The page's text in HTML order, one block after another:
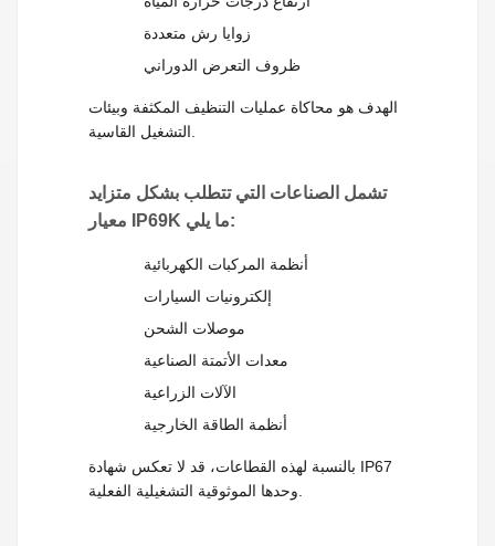
زوايا رش متعددة
ظروف التعرض الدوراني
الهدف هو محاكاة عمليات التنظيف المكثفة وبيئات
تشمل الصناعات التي تتطلب بشكل متزايد
معيار IP69K ما يلي:
أنظمة المركبات الكهربائية
إلكترونيات السيارات
موصلات الشحن
معدات الأتمتة الصناعية
الآلات الزراعية
أنظمة الطاقة الخارجية
بالنسبة لهذه القطاعات، قد لا تعكس شهادة IP67